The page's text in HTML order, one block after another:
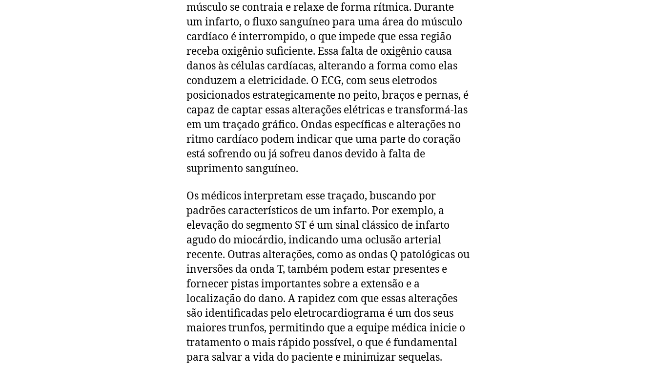
músculo se contraia e relaxe de forma rítmica. Durante
um infarto, o fluxo sanguíneo para uma área do músculo
cardíaco é interrompido, o que impede que essa região
receba oxigênio suficiente. Essa falta de oxigênio causa
danos às células cardíacas, alterando a forma como elas
conduzem a eletricidade. O ECG, com seus eletrodos
posicionados estrategicamente no peito, braços e pernas, é
capaz de captar essas alterações elétricas e transformá-las
em um traçado gráfico. Ondas específicas e alterações no
ritmo cardíaco podem indicar que uma parte do coração
está sofrendo ou já sofreu danos devido à falta de
suprimento sanguíneo.
Os médicos interpretam esse traçado, buscando por
padrões característicos de um infarto. Por exemplo, a
elevação do segmento ST é um sinal clássico de infarto
agudo do miocárdio, indicando uma oclusão arterial
recente. Outras alterações, como as ondas Q patológicas ou
inversões da onda T, também podem estar presentes e
fornecer pistas importantes sobre a extensão e a
localização do dano. A rapidez com que essas alterações
são identificadas pelo eletrocardiograma é um dos seus
maiores trunfos, permitindo que a equipe médica inicie o
tratamento o mais rápido possível, o que é fundamental
para salvar a vida do paciente e minimizar sequelas.